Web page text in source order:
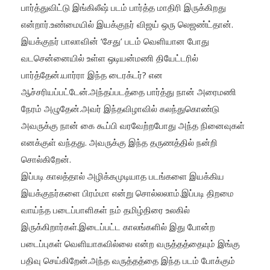
பார்த்துவிட்டு இங்கிலீஷ் படம் பார்த்த மாதிரி இருக்கிறது
என்றார்.உண்மையில் இயக்குநர் விஜய் ஒரு லெஜண்ட்தான்.
இயக்குநர் பாலாவின் ‘சேது’ படம் வெளியான போது
வடசென்னையில் உள்ள ஒடியன்மணி தியேட்டரில்
பார்த்தேன்.யார்ரா இந்த டைரக்டர்? என
ஆச்சரியப்பட்டேன்.அந்தப்படத்தை பார்த்து நான் அரைமணி
நேரம் அழுதேன்.அவர் இந்தவிழாவில் கலந்துகொண்டு
அவருக்கு நான் கை கூப்பி வரவேற்றபோது அந்த நினைவுகள்
எனக்குள் வந்தது. அவருக்கு இந்த தருணத்தில் நன்றி
சொல்கிறேன்.
இப்படி காலத்தால் அழிக்கமுடியாத படங்களை இயக்கிய
இயக்குநர்களை பிரம்மா என்று சொல்லலாம்.இப்படி திறமை
வாய்ந்த படைப்பாளிகள் நம் தமிழ்திரை உலகில்
இருக்கிறார்கள்.இடைப்பட்ட காலங்களில் இது போன்ற
படைப்புகள் வெளியாகவில்லை என்ற வருத்தத்தையும் இங்கு
பதிவு செய்கிறேன்.அந்த வருத்தத்தை இந்த படம் போக்கும்